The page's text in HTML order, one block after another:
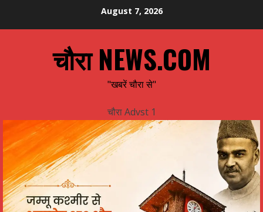
August 7, 2026
चौरा NEWS.COM
"खबरें चौरा से"
चौरा Advst 1